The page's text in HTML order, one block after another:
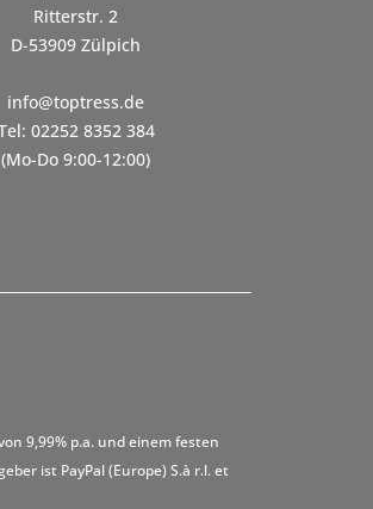
Ritterstr. 2
D-53909 Zülpich
info@toptress.de
02252 8352 384
(Mo-Do 9:00-12:00)
9,99% p.a. und einem festen
ist PayPal (Europe) S.à r.l. et